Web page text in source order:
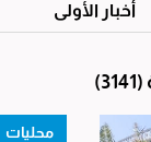
أخبار الأولى
(3141)
محليات